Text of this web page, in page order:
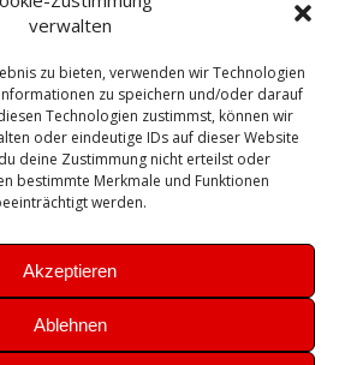
verwalten
zu bieten, verwenden wir Technologien
zu speichern und/oder darauf
Technologien zustimmst, können wir
oder eindeutige IDs auf dieser Website
deine Zustimmung nicht erteilst oder
bestimmte Merkmale und Funktionen
werden.
Akzeptieren
Ablehnen
Microsoft
Security Server Sicherheit
Sophos SSL Ubuntu
UTM VCenter VCSA Veeam
WAZUH Windows
Zertifikat